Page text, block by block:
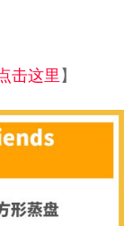
击这里 】